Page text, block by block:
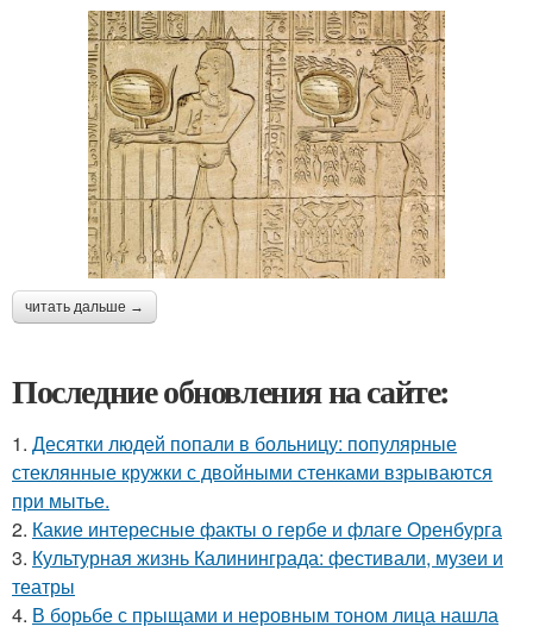
читать дальше →
Последние обновления на сайте:
1. Десятки людей попали в больницу: популярные
стеклянные кружки с двойными стенками взрываются
при мытье.
2. Какие интересные факты о гербе и флаге Оренбурга
3. Культурная жизнь Калининграда: фестивали, музеи и
театры
4. В борьбе с прыщами и неровным тоном лица нашла